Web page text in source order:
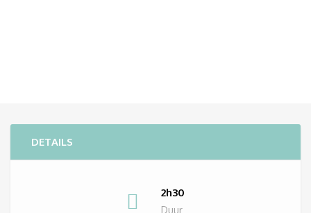
DETAILS
2h30
Duur